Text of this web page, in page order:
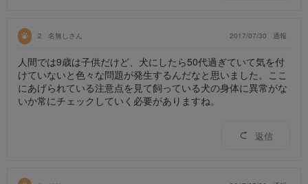
2 名無しさん 2017/07/30 通報
人間では9歳は子供だけど、犬にしたら50代過ぎていて気を付
けていないと色々な問題が発生するんだなと思いました。ここ
にあげられている注意点を見て飼っている犬の身体に異常がな
いか常にチェックしていく必要がありますね。
返信